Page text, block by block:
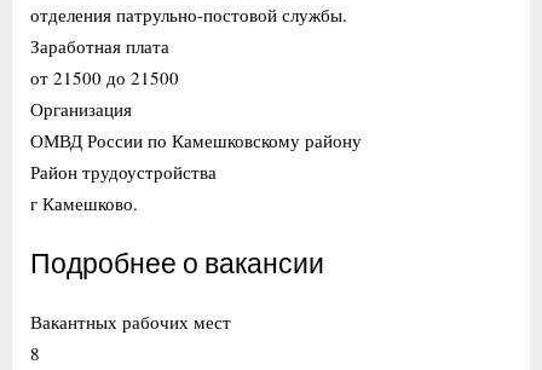
отделения патрульно-постовой службы.
Заработная плата
от 21500 до 21500
Организация
ОМВД России по Камешковскому району
Район трудоустройства
г Камешково.
Подробнее о вакансии
Вакантных рабочих мест
8